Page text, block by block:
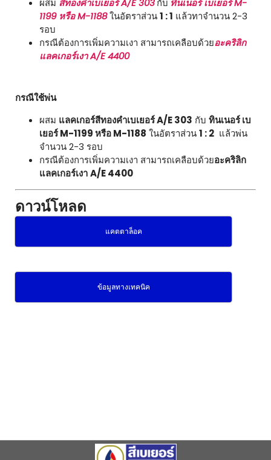
ผสม สีทองคำเบเยอร์ A/E 303กับ ทินเนอร์ เบเยอร์ M-
1199 หรือ M-1188ในอัตราส่วน1 : 1 แล้วทาจำนวน 2-3
รอบ
กรณีต้องการเพิ่มความเงา สามารถเคลือบด้วยอะคริลิก
แลคเกอร์เงา A/E 4400
กรณีใช้พ่น
ผสม แลคเกอร์สีทองคำเบเยอร์ A/E 303 กับ ทินเนอร์ เบ
เยอร์ M-1199 หรือ M-1188 ในอัตราส่วน1 : 2 แล้วพ่น
จำนวน 2-3 รอบ
กรณีต้องการเพิ่มความเงา สามารถเคลือบด้วยอะคริลิก
แลคเกอร์เงาA/E 4400
ดาวน์โหลด
แคตตาล็อค
ข้อมูลทางเทคนิค